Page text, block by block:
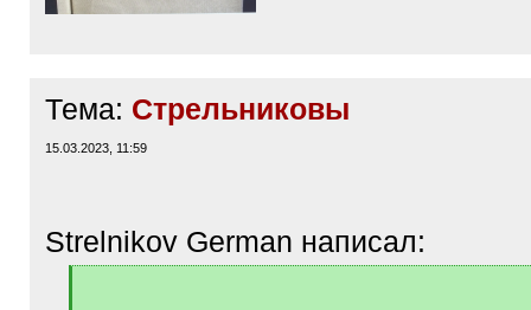
Тема: Стрельниковы
15.03.2023, 11:59
Strelnikov German написал: